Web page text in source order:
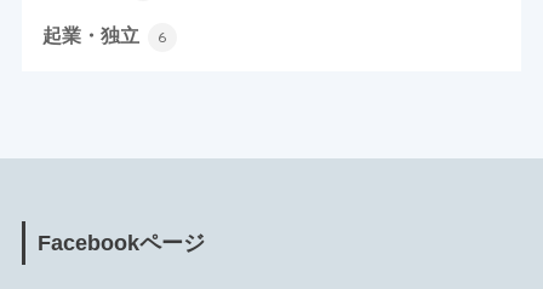
起業・独立 6
Facebookページ